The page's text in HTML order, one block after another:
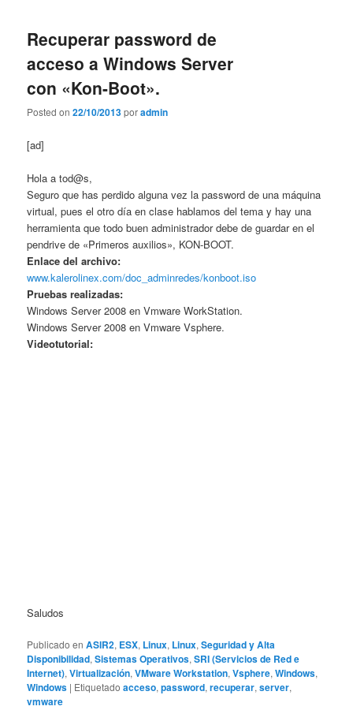
Recuperar password de
acceso a Windows Server
con «Kon-Boot».
Posted on22/10/2013poradmin
[ad]
Hola a tod@s,
Seguro que has perdido alguna vez la password de una máquina
virtual, pues el otro día en clase hablamos del tema y hay una
herramienta que todo buen administrador debe de guardar en el
pendrive de «Primeros auxilios», KON-BOOT.
Enlace del archivo:
www.kalerolinex.com/doc_adminredes/konboot.iso
Pruebas realizadas:
Windows Server 2008 en Vmware WorkStation.
Windows Server 2008 en Vmware Vsphere.
Videotutorial:
Saludos
Publicado en ASIR2, ESX, Linux, Linux,Seguridad y Alta
Disponibilidad,Sistemas Operativos,SRI (Servicios de Red e
Internet),Virtualización,VMware Workstation,Vsphere,Windows,
Windows | Etiquetado acceso,password,recuperar,server,
vmware